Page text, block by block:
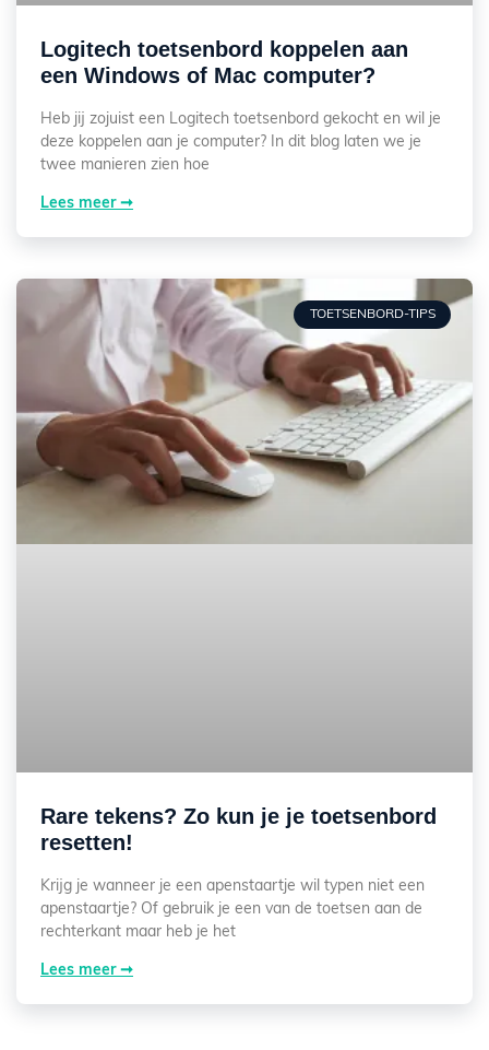
Logitech toetsenbord koppelen aan
een Windows of Mac computer?
Heb jij zojuist een Logitech toetsenbord gekocht en wil je
deze koppelen aan je computer? In dit blog laten we je
twee manieren zien hoe
Lees meer ➞
TOETSENBORD-TIPS
Rare tekens? Zo kun je je toetsenbord
resetten!
Krijg je wanneer je een apenstaartje wil typen niet een
apenstaartje? Of gebruik je een van de toetsen aan de
rechterkant maar heb je het
Lees meer ➞